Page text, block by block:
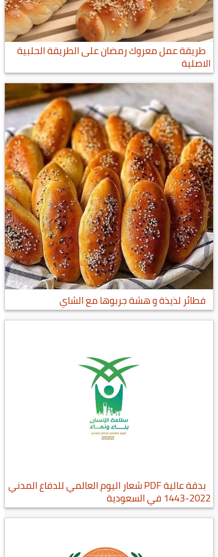
طريقة عمل معروك رمضان على الطريقة الحلبية
الاصلية
فطائر لذيذة و هشة جربوها مع الشاي
بدقة عالية PDF شعار اليوم العالمي للدفاع المدني
2022-1443 في السعودية